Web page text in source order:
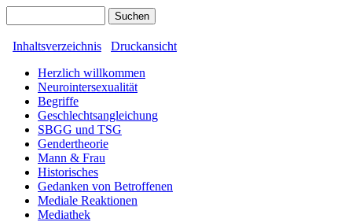
Inhaltsverzeichnis
Druckansicht
Herzlich willkommen
Neurointersexualität
Begriffe
Geschlechtsangleichung
SBGG und TSG
Gendertheorie
Mann & Frau
Historisches
Gedanken von Betroffenen
Mediale Reaktionen
Mediathek